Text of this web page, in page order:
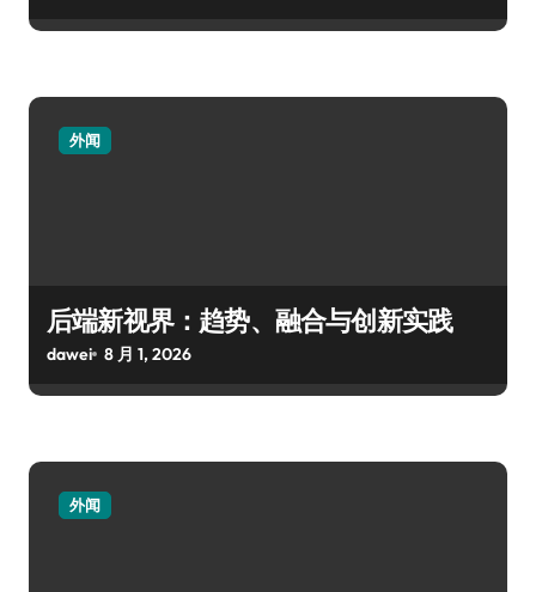
外闻
后端新视界：趋势、融合与创新实践
dawei 8 月 1, 2026
外闻